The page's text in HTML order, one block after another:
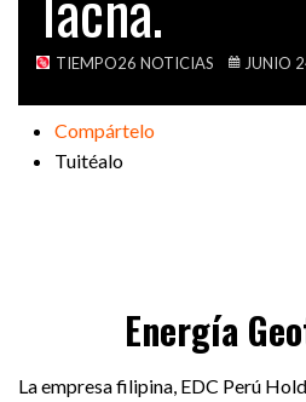
TIEMPO26 NOTICIAS JUNIO
Compártelo
Tuitéalo
Energía
La empresa filipina, EDC Perú